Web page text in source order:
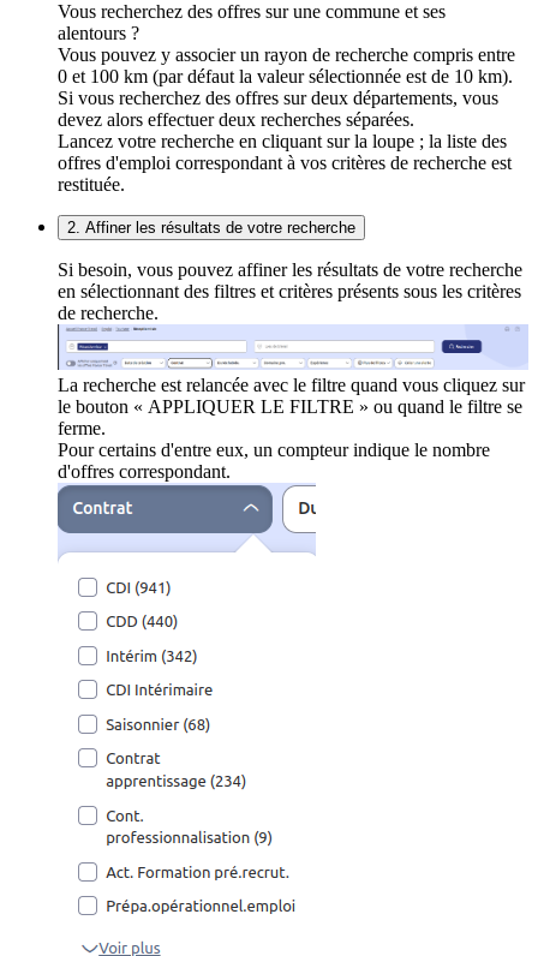
Vous recherchez des offres sur une commune et ses
alentours ?
Vous pouvez y associer un rayon de recherche compris entre
0 et 100 km (par défaut la valeur sélectionnée est de 10 km).
Si vous recherchez des offres sur deux départements, vous
devez alors effectuer deux recherches séparées.
Lancez votre recherche en cliquant sur la loupe ; la liste des
offres d'emploi correspondant à vos critères de recherche est
restituée.
2. Affiner les résultats de votre recherche
Si besoin, vous pouvez affiner les résultats de votre recherche
en sélectionnant des filtres et critères présents sous les critères
de recherche.
La recherche est relancée avec le filtre quand vous cliquez sur
le bouton « APPLIQUER LE FILTRE » ou quand le filtre se
ferme.
Pour certains d'entre eux, un compteur indique le nombre
d'offres correspondant.